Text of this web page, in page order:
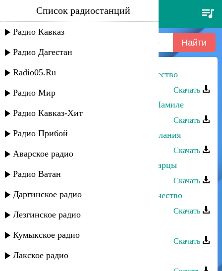
абакар джамалудинов - моё
отечество
Список радиостанций
Радио Кавказ
Радио Дагестан
Radio05.Ru
Радио Мир
Радио Кавказ-Хит
Радио Прибой
Аварское радио
Радио Ватан
Даргинское радио
Лезгинское радио
Кумыкское радио
Лакское радио
Абакар Джамалудинов - Моё Отечество
Скачать
Абакар Джамалудинов - Песня о Шамиле
Скачать
Абакар Джамалудинов - Мои пожелания
Скачать
Абакар Джамалудинов - Как вы аварцы
Скачать
Абакар Джамалутдинов - Мое Отечество
Скачать
Скачать
Абакар Эскиев - Шибаба